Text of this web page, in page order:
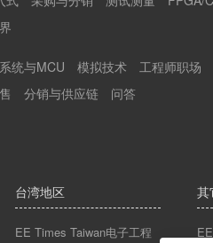
统与MCU 模拟技术
工程师职场
分销与供应链 问答
台湾地区
EE Times Taiwan电子工程
其